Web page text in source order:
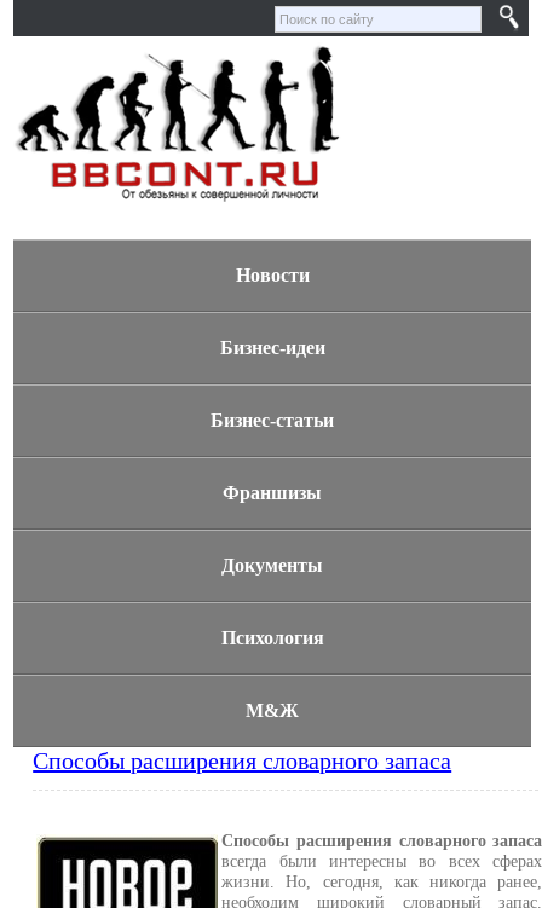
Новости
Бизнес-идеи
Бизнес-статьи
Франшизы
Документы
Психология
М&Ж
Способы расширения словарного запаса
Способы расширения словарного запаса
всегда были интересны во всех сферах
жизни. Но, сегодня, как никогда ранее,
необходим широкий словарный запас.